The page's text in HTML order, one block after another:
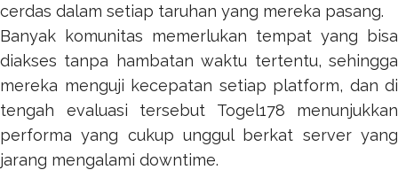
cerdas dalam setiap taruhan yang mereka pasang.
Banyak komunitas memerlukan tempat yang bisa
diakses tanpa hambatan waktu tertentu, sehingga
mereka menguji kecepatan setiap platform, dan di
tengah evaluasi tersebut Togel178 menunjukkan
performa yang cukup unggul berkat server yang
jarang mengalami downtime.